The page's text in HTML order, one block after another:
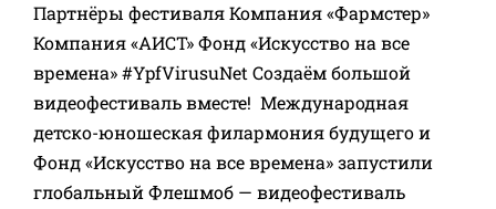
Партнёры фестиваля Компания «Фармстер»
Компания «АИСТ» Фонд «Искусство на все
времена» #YpfVirusuNet Создаём большой
видеофестиваль вместе! Международная
детско-юношеская филармония будущего и
Фонд «Искусство на все времена» запустили
глобальный Флешмоб — видеофестиваль